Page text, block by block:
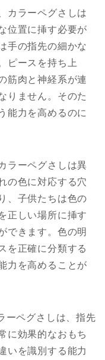
カラーペグさしは
位置に挿す必要が
手の指先の細かな
ピースを持ち上
筋肉と神経系が連
りません。そのた
能力を高めるのに
ラーペグさしは異
の色に対応する穴
、子供たちは色の
正しい場所に挿す
できます。色の明
を正確に分類する
力を高めることが
ーペグさしは、指先
に効果的なおもち
いを識別する能力